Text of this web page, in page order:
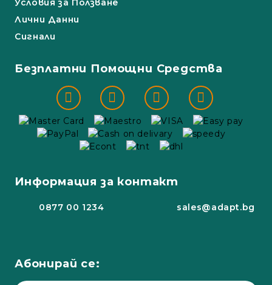
Условия за Ползване
Лични Данни
Сигнали
Безплатни Помощни Средства
Информация за контакт
0877 00 1234 sales@adapt.bg
Абонирай се: